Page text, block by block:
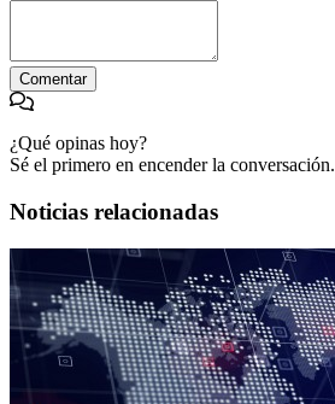
Comentar
¿Qué opinas hoy?
Sé el primero en encender la conversación.
Noticias relacionadas